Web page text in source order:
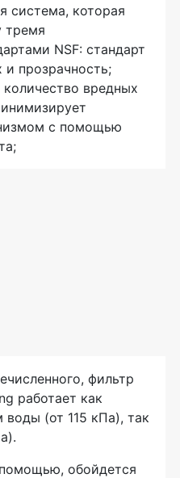
система, которая
тремя
NSF: стандарт
и прозрачность;
вредных
с помощью
фильтр
работает как
(от 115 кПа), так
обойдется